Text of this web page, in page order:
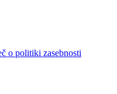
o politiki zasebnosti